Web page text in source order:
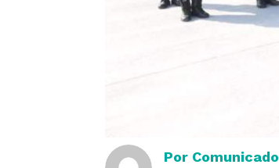
Por Comunicado